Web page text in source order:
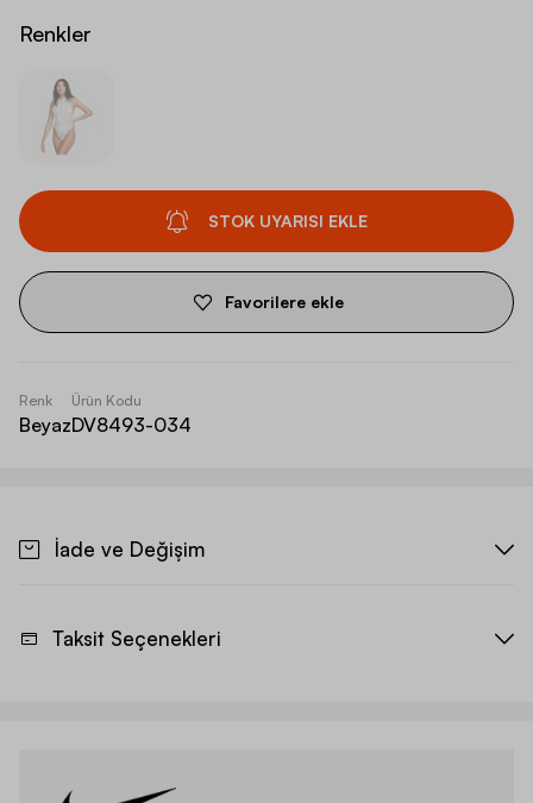
Renkler
STOK UYARISI EKLE
Favorilere ekle
Renk
Beyaz
Ürün Kodu
DV8493-034
İade ve Değişim
Taksit Seçenekleri